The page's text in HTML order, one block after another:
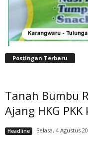
Postingan Terbaru
Tanah Bumbu
Ajang HKG
Headline Selasa, 4 Agustus